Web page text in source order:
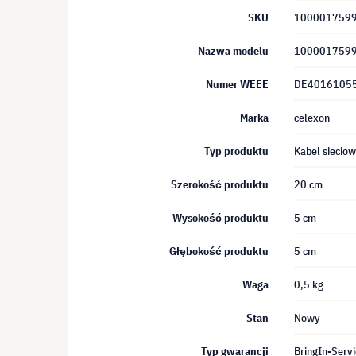
SKU 1000017599
Nazwa modelu 1000017599
Numer WEEE
Marka celexon
Typ produktu Kabel
Szerokość produktu 20 cm
Wysokość produktu 5 cm
Głębokość produktu 5 cm
Waga 0,5 kg
Stan Nowy
Typ gwarancji
BringIn-